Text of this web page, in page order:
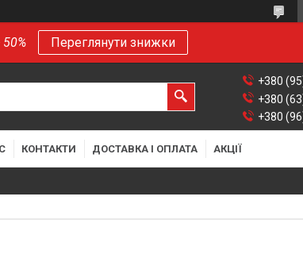
Переглянути знижки
+380
+380
+380
КОНТАКТИ ДОСТАВКА І ОПЛАТА АКЦІЇ